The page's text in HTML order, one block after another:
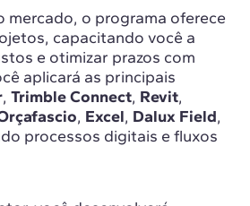
mercado, o programa oferece
capacitando você a
e otimizar prazos com
aplicará as principais
, Trimble Connect, Revit,
, Excel, Dalux Field,
processos digitais e fluxos